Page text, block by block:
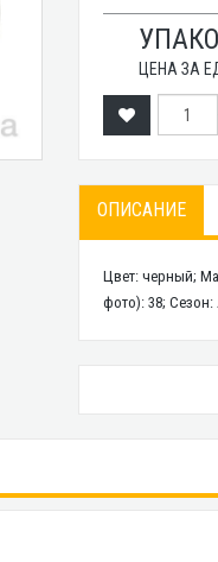
ЦЕНА ЗА
ОПИСАНИЕ
Цвет: черный;
фото): 38;